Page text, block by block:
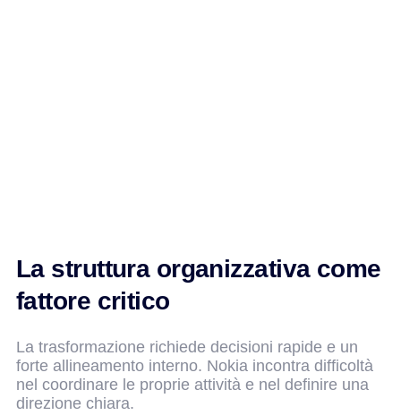
La struttura organizzativa come
fattore critico
La trasformazione richiede decisioni rapide e un
forte allineamento interno. Nokia incontra difficoltà
nel coordinare le proprie attività e nel definire una
direzione chiara.